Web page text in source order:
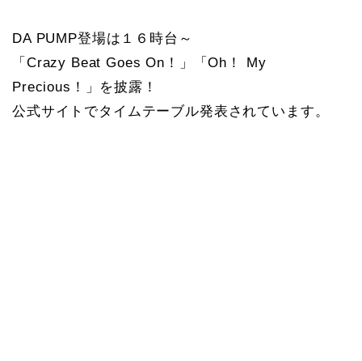
DA PUMP登場は１６時台～
「Crazy Beat Goes On！」「Oh！ My
Precious！」を披露！
公式サイトでタイムテーブル発表されています。